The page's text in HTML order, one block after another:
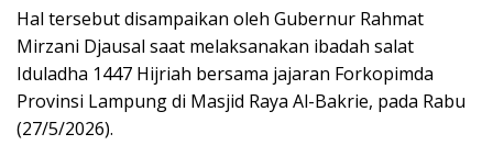
​Hal tersebut disampaikan oleh Gubernur Rahmat
Mirzani Djausal saat melaksanakan ibadah salat
Iduladha 1447 Hijriah bersama jajaran Forkopimda
Provinsi Lampung di Masjid Raya Al-Bakrie, pada Rabu
(27/5/2026).